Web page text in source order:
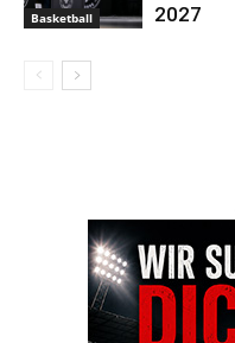
Basketball
2027